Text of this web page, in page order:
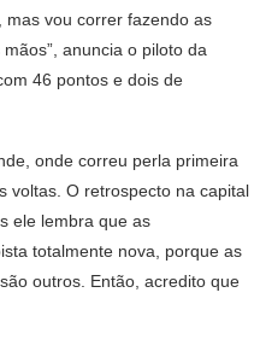
vou correr fazendo as
anuncia o piloto da
46 pontos e dois de
onde correu perla primeira
voltas. O retrospecto na capital
ele lembra que as
totalmente nova, porque as
outros. Então, acredito que